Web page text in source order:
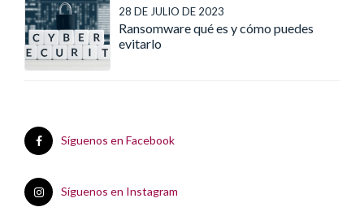
28 DE JULIO DE 2023
Ransomware qué es y cómo puedes
evitarlo
Síguenos en Facebook
Síguenos en Instagram